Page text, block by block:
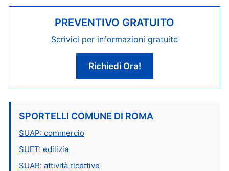
PREVENTIVO GRATUITO
Scrivici per informazioni gratuite
Richiedi Ora!
SPORTELLI COMUNE DI ROMA
SUAP: commercio
SUET: edilizia
SUAR: attività ricettive